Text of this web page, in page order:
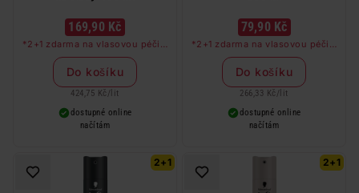
169,90 Kč
*2+1 zdarma na vlasovou péči v
libovolné kombinaci, nejlevnější
produkt zdarma. Neplatí na
barvy na vlasy a cestovní balení.
Do košíku
424,75 Kč / lit
dostupné online
načítám
79,90 Kč
*2+1 zdarma na vlasovou péči v
libovolné kombinaci, nejlevnější
produkt zdarma. Neplatí na
barvy na vlasy a cestovní balení.
Do košíku
266,33 Kč / lit
dostupné online
načítám
2+1 2+1